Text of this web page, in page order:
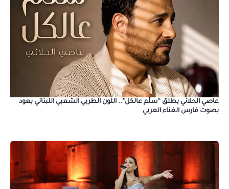
عاصي الحلاني يطلق “سلّم عالكل”.. اللون الطربي الشعبي اللبناني يعود
بصوت فارس الغناء العربي